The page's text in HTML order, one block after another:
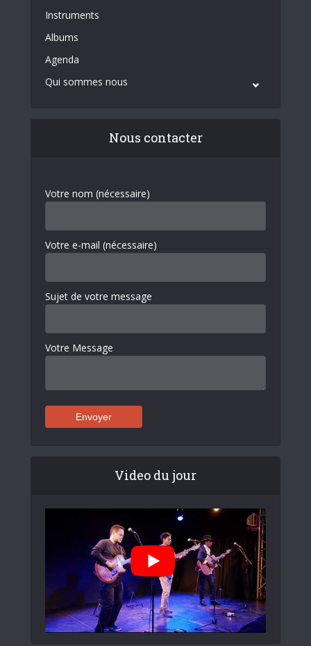
Instruments
Albums
Agenda
Qui sommes nous
Nous contacter
Votre nom (nécessaire)
Votre e-mail (nécessaire)
Sujet de votre message
Votre Message
Video du jour